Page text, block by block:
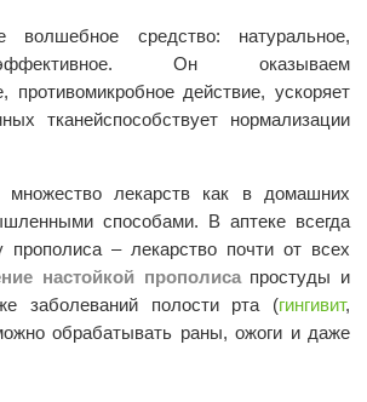
волшебное средство: натуральное,
Он оказываем
противомикробное действие, ускоряет
тканейспособствует нормализации
лекарств как в домашних
способами. В аптеке всегда
прополиса – лекарство почти от всех
настойкой прополиса простуды и
заболеваний полости рта(гингивит,
обрабатывать раны, ожоги и даже